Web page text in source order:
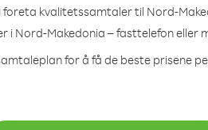
foreta kvalitetssamtaler til Nord-
i Nord-Makedonia – fasttelefon eller
for å få de beste prisene